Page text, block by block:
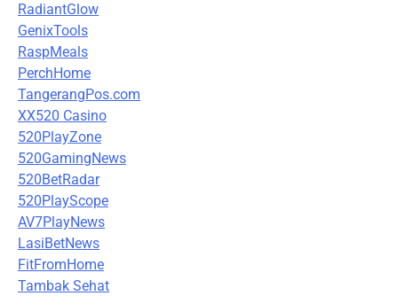
RadiantGlow
GenixTools
RaspMeals
PerchHome
TangerangPos.com
XX520 Casino
520PlayZone
520GamingNews
520BetRadar
520PlayScope
AV7PlayNews
LasiBetNews
FitFromHome
Tambak Sehat